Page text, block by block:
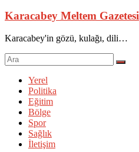
Karacabey Meltem Gazetesi
Karacabey'in gözü, kulağı, dili…
Yerel
Politika
Eğitim
Bölge
Spor
Sağlık
İletişim